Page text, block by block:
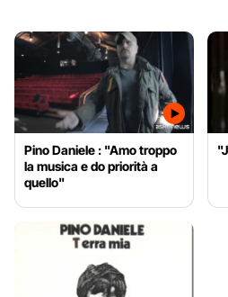
Pino Daniele : "Amo troppo
la musica e do priorità a
quello"